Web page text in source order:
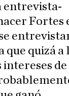
entrevista-
Fortes
que quizá a
de